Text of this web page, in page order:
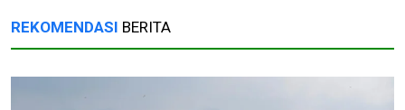
REKOMENDASI BERITA